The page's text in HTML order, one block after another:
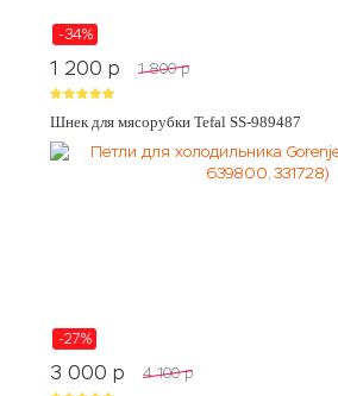
-34%
1 200 p 1 800 p
Шнек для мясорубки Tefal SS-989487
-27%
3 000 p 4 100 p